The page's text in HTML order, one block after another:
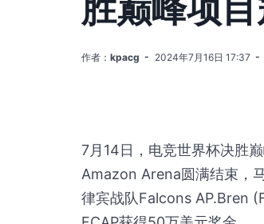
胜巅峰项
作者： kpacg 2024年7月16日 17:37
7月14日，电竞世界杯决胜
Amazon Arena圆满结束，
律宾战队Falcons AP.Bren